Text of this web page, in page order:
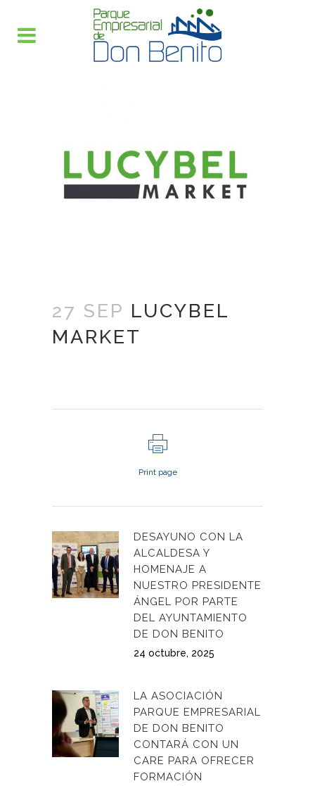
27 SEP LUCYBEL
MARKET
Print page
DESAYUNO CON LA
ALCALDESA Y
HOMENAJE A
NUESTRO PRESIDENTE
ÁNGEL POR PARTE
DEL AYUNTAMIENTO
DE DON BENITO
24 octubre, 2025
LA ASOCIACIÓN
PARQUE EMPRESARIAL
DE DON BENITO
CONTARÁ CON UN
CARE PARA OFRECER
FORMACIÓN